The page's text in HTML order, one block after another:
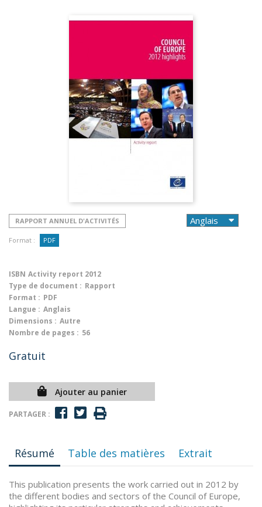
RAPPORT ANNUEL D'ACTIVITÉS
Format : PDF
ISBN Activity report 2012
Type de document : Rapport
Format : PDF
Langue : Anglais
Dimensions : Autre
Nombre de pages : 56
Gratuit
Ajouter au panier
PARTAGER :
Résumé Table des matières Extrait
This publication presents the work carried out in 2012 by
the different bodies and sectors of the Council of Europe,